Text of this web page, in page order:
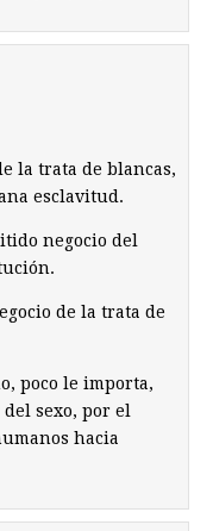
la trata de blancas,
esclavitud.
negocio del
de la trata de
poco le importa,
sexo, por el
hacia